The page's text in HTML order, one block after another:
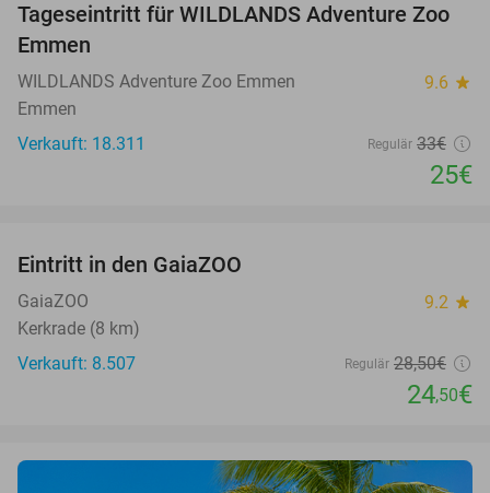
24%
Tageseintritt für WILDLANDS Adventure Zoo
Emmen
WILDLANDS Adventure Zoo Emmen 9.6 star
Emmen
Verkauft: 18.311
Regulär 33€
25€
Eintritt in den GaiaZOO
GaiaZOO 9.2 star
Kerkrade (8 km)
Verkauft: 8.507
Regulär 28,50€
24,50€